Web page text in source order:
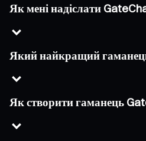
Як мені надіслати
Який найкращий
Як створити гаманець